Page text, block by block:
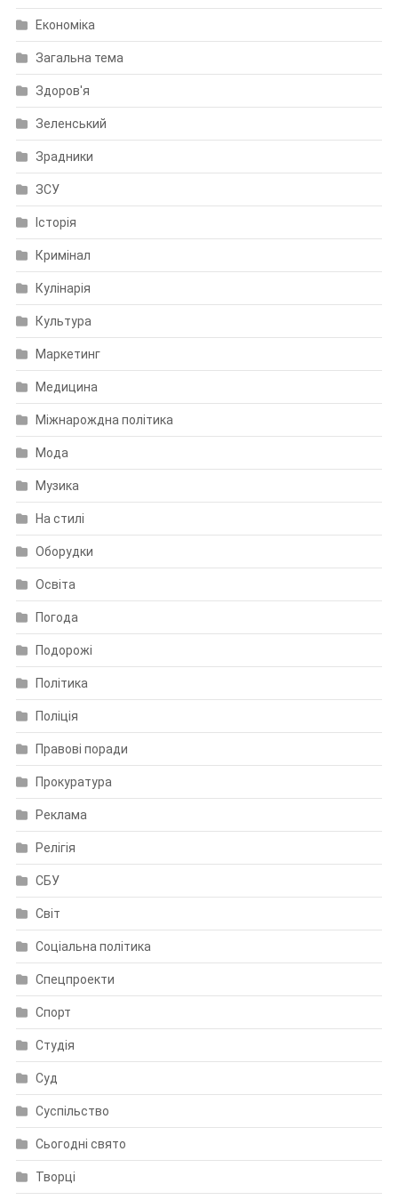
Економіка
Загальна тема
Здоров'я
Зеленський
Зрадники
ЗСУ
Історія
Кримінал
Кулінарія
Культура
Маркетинг
Медицина
Міжнарождна політика
Мода
Музика
На стилі
Оборудки
Освіта
Погода
Подорожі
Політика
Поліція
Правові поради
Прокуратура
Реклама
Релігія
СБУ
Світ
Соціальна політика
Спецпроекти
Спорт
Студія
Суд
Суспільство
Сьогодні свято
Творці